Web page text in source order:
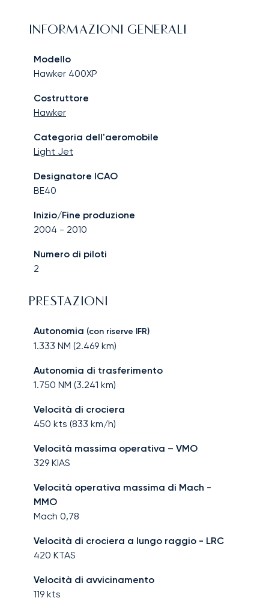
INFORMAZIONI GENERALI
Modello
Hawker 400XP
Costruttore
Hawker
Categoria dell'aeromobile
Light Jet
Designatore ICAO
BE40
Inizio/Fine produzione
2004 - 2010
Numero di piloti
2
PRESTAZIONI
Autonomia (con riserve IFR)
1.333 NM (2.469 km)
Autonomia di trasferimento
1.750 NM (3.241 km)
Velocità di crociera
450 kts (833 km/h)
Velocità massima operativa – VMO
329 KIAS
Velocità operativa massima di Mach -
MMO
Mach 0,78
Velocità di crociera a lungo raggio - LRC
420 KTAS
Velocità di avvicinamento
119 kts